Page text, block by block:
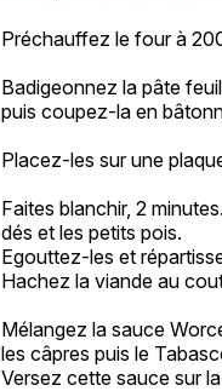
Préchauffez le four à
Badigeonnez la pâte
puis coupez-la en
Placez-les sur une
Faites blanchir, 2
dés et les petits pois.
Egouttez-les et
Hachez la viande au
Mélangez la sauce
les câpres puis le
Versez cette sauce sur